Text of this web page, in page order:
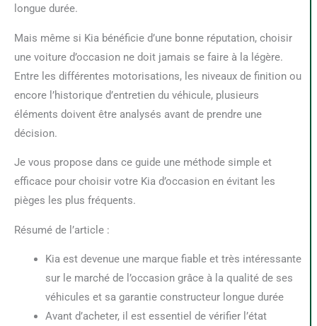
longue durée.
Mais même si Kia bénéficie d’une bonne réputation, choisir
une voiture d’occasion ne doit jamais se faire à la légère.
Entre les différentes motorisations, les niveaux de finition ou
encore l’historique d’entretien du véhicule, plusieurs
éléments doivent être analysés avant de prendre une
décision.
Je vous propose dans ce guide une méthode simple et
efficace pour choisir votre Kia d’occasion en évitant les
pièges les plus fréquents.
Résumé de l’article :
Kia est devenue une marque fiable et très intéressante
sur le marché de l’occasion grâce à la qualité de ses
véhicules et sa garantie constructeur longue durée
Avant d’acheter, il est essentiel de vérifier l’état